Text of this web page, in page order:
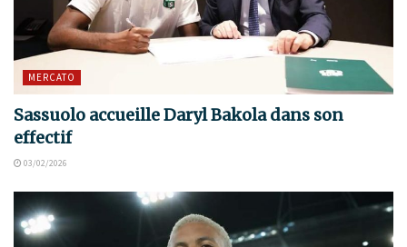
MERCATO
Sassuolo accueille Daryl Bakola dans son
effectif
03/02/2026